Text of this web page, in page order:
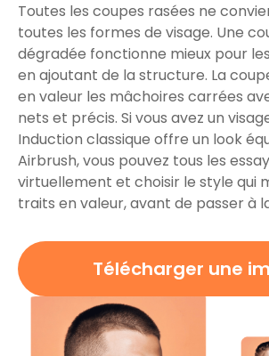
Toutes les coupes rasées ne
toutes les formes de visage. Une
dégradée fonctionne mieux pour
en ajoutant de la structure. La
en valeur les mâchoires carrées
nets et précis. Si vous avez un
Induction classique offre un look
Airbrush, vous pouvez tous les
virtuellement et choisir le style qui
traits en valeur, avant de passer à
Télécharger une